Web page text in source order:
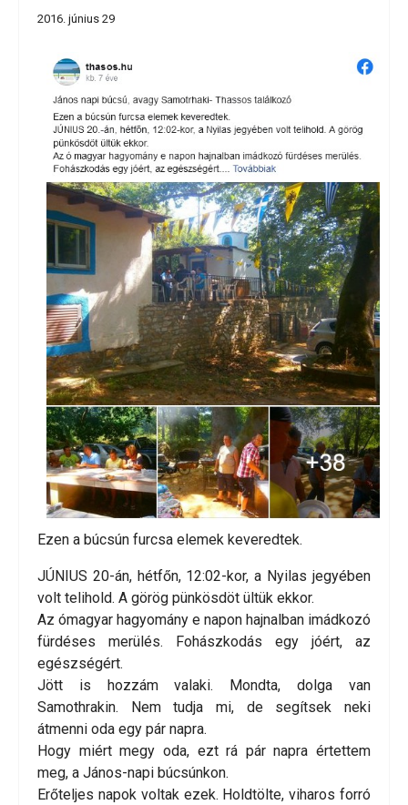
2016. június 29
Ezen a búcsún furcsa elemek keveredtek.
JÚNIUS 20-án, hétfőn, 12:02-kor, a Nyilas jegyében
volt telihold. A görög pünkösdöt ültük ekkor.
Az ómagyar hagyomány e napon hajnalban imádkozó
fürdéses merülés. Fohászkodás egy jóért, az
egészségért.
Jött is hozzám valaki. Mondta, dolga van
Samothrakin. Nem tudja mi, de segítsek neki
átmenni oda egy pár napra.
Hogy miért megy oda, ezt rá pár napra értettem
meg, a János-napi búcsúnkon.
Erőteljes napok voltak ezek. Holdtölte, viharos forró